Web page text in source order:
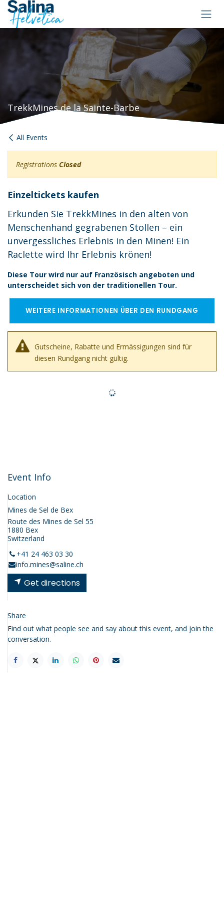
Skip to Content
TrekkMines de la Sainte-Barbe
All Events
Registrations Closed
Einzeltickets kaufen
Erkunden Sie TrekkMines in den alten von
Menschenhand gegrabenen Stollen – ein
unvergessliches Erlebnis in den Minen! Ein
Raclette wird Ihr Erlebnis krönen!
Diese Tour wird nur auf Französisch angeboten und
unterscheidet sich von der traditionellen Tour.
WEITERE INFORMATIONEN ÜBER DEN RUNDGANG
Gutscheine, Rabatte und Ermässigungen sind für
diesen Rundgang nicht gültig.
Event Info
Location
Mines de Sel de Bex
Route des Mines de Sel 55
1880 Bex
Switzerland
+41 24 463 03 30
info.mines@saline.ch
Get directions
Share
Find out what people see and say about this event, and join the
conversation.